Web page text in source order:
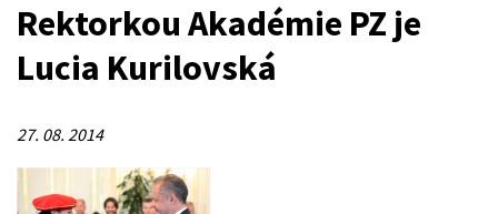
Rektorkou Akadémie PZ je
Lucia Kurilovská
27. 08. 2014